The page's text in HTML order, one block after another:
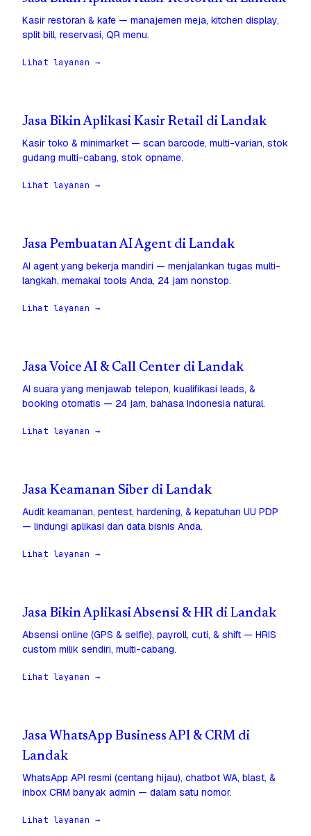
Kasir restoran & kafe — manajemen meja, kitchen display,
split bill, reservasi, QR menu.
Lihat layanan →
Jasa Bikin Aplikasi Kasir Retail di Landak
Kasir toko & minimarket — scan barcode, multi-varian, stok
gudang multi-cabang, stok opname.
Lihat layanan →
Jasa Pembuatan AI Agent di Landak
AI agent yang bekerja mandiri — menjalankan tugas multi-
langkah, memakai tools Anda, 24 jam nonstop.
Lihat layanan →
Jasa Voice AI & Call Center di Landak
AI suara yang menjawab telepon, kualifikasi leads, &
booking otomatis — 24 jam, bahasa Indonesia natural.
Lihat layanan →
Jasa Keamanan Siber di Landak
Audit keamanan, pentest, hardening, & kepatuhan UU PDP
— lindungi aplikasi dan data bisnis Anda.
Lihat layanan →
Jasa Bikin Aplikasi Absensi & HR di Landak
Absensi online (GPS & selfie), payroll, cuti, & shift — HRIS
custom milik sendiri, multi-cabang.
Lihat layanan →
Jasa WhatsApp Business API & CRM di
Landak
WhatsApp API resmi (centang hijau), chatbot WA, blast, &
inbox CRM banyak admin — dalam satu nomor.
Lihat layanan →